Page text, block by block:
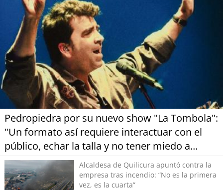
Pedropiedra por su nuevo show "La Tombola":
"Un formato así requiere interactuar con el
público, echar la talla y no tener miedo a
equivocarse"
Alcaldesa de Quilicura apuntó contra la
empresa tras incendio: “No es la primera
vez, es la cuarta”